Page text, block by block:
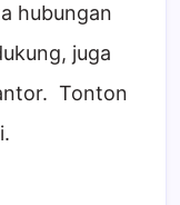
hubungan
juga
Tonton